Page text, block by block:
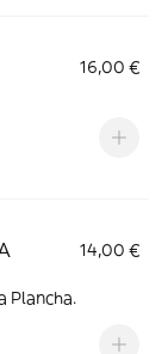
16,00 €
14,00 €
Plancha.